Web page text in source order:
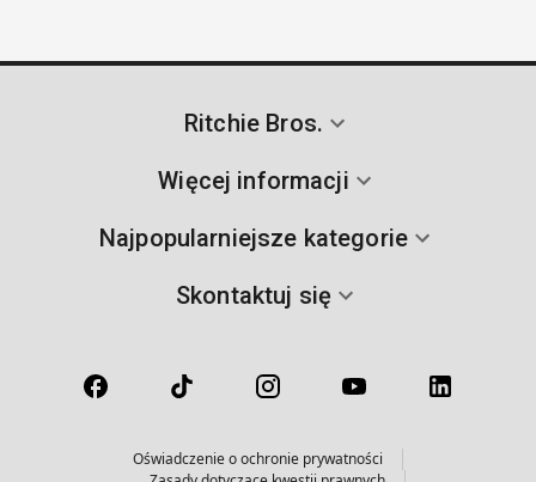
Ritchie Bros.
Więcej informacji
Najpopularniejsze kategorie
Skontaktuj się
Oświadczenie o ochronie prywatności